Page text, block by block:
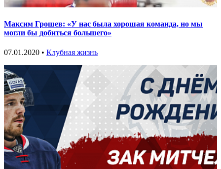
Максим Грошев: «У нас была хорошая команда, но мы
могли бы добиться большего»
07.01.2020 • Клубная жизнь